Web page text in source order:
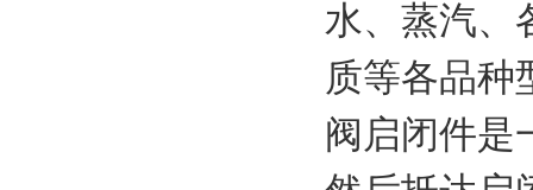
水、蒸汽、
质等各品种
阀启闭件是